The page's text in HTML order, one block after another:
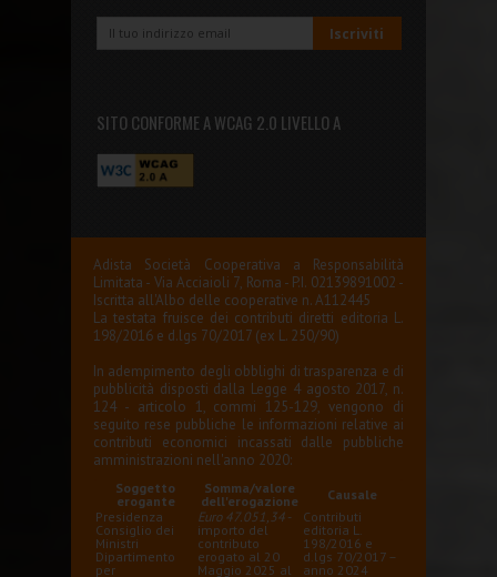
SITO CONFORME A WCAG 2.0 LIVELLO A
Adista Società Cooperativa a Responsabilità
Limitata - Via Acciaioli 7, Roma - P.I. 02139891002 -
Iscritta all'Albo delle cooperative n. A112445
La testata fruisce dei contributi diretti editoria L.
198/2016 e d.lgs 70/2017 (ex L. 250/90)
In adempimento degli obblighi di trasparenza e di
pubblicità disposti dalla Legge 4 agosto 2017, n.
124 - articolo 1, commi 125-129, vengono di
seguito rese pubbliche le informazioni relative ai
contributi economici incassati dalle pubbliche
amministrazioni nell'anno 2020:
Soggetto
erogante
Somma/valore
dell'erogazione
Causale
Presidenza
Consiglio dei
Ministri
Dipartimento
per
Euro 47.051,34 -
importo del
contributo
erogato al 20
Maggio 2025 al
Contributi
editoria L.
198/2016 e
d.lgs 70/2017 –
anno 2024